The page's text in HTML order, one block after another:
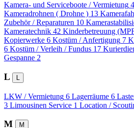
Kamera- und Serviceboote / Vermietung 4
Kameradrohnen ( Drohne ) 13
Zubehör / Reparaturen 10
Kameratechnik 42 Kinderbetreuung
Kopierwerke 6 Kostüm / Anfertigung 7
6 Kostüm / Verleih / Fundus 17
Gespanne 2
L L
LKW / Vermietung 6 Lagerräume 6
3 Limousinen Service 1 Location /
M M